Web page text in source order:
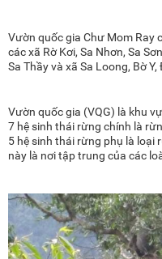
Vườn quốc gia Chư Mom Ray
các xã Rờ Kơi, Sa Nhơn, Sa
Sa Thầy và xã Sa Loong, Bờ
Vườn quốc gia (VQG) là khu
7 hệ sinh thái rừng chính là
5 hệ sinh thái rừng phụ là loại
này là nơi tập trung của các